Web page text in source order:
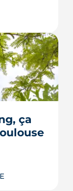
un
les
de terre
de fer
ça